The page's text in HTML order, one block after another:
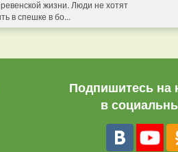
жизни. Люди не хотят
в спешке в бо...
Подпишитесь на
в